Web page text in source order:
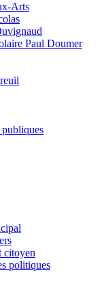
Arts
Paul Doumer
publiques
citoyen
politiques